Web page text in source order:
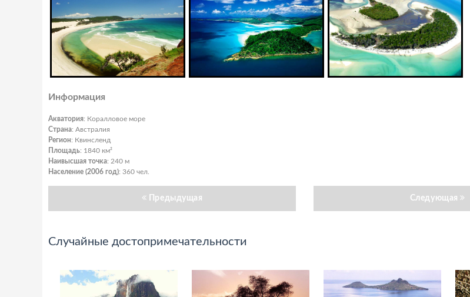
Информация
Акватория: Коралловое море
Страна: Австралия
Регион: Квинсленд
Площадь: 1840 км²
Наивысшая точка: 240 м
Население (2006 год): 360 чел.
Предыдущая Следующая
Случайные достопримечательности